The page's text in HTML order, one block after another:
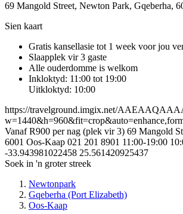
69 Mangold Street, Newton Park, Gqeberha,
Sien kaart
Gratis kansellasie tot 1 week voor jou
Slaapplek vir 3 gaste
Alle ouderdomme is welkom
Inkloktyd: 11:00 tot 19:00
Uitkloktyd: 10:00
https://travelground.imgix.net/
Vanaf R900 per nag (plek vir 3) 69 Mangold
6001 Oos-Kaap 021 201 8901 11:00-19:00
-33.943981022458 25.561420925437
Soek in 'n groter streek
Newtonpark
Gqeberha (Port Elizabeth)
Oos-Kaap